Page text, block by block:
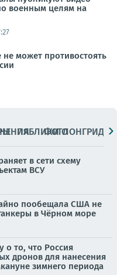
военным целям на
может противостоять
ПАБЛИКИ
ФОТОЛОНГРИДЫ
в сети схему
ВСУ
пообещала США не
в Чёрном море
о то, что Россия
дронов для нанесения
зимнего периода